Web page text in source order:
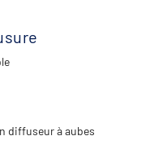
diffuseur à aubes